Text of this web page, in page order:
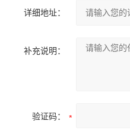
详细地址：
补充说明：
验证码：